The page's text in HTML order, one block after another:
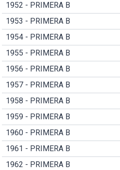
1952 - PRIMERA B
1953 - PRIMERA B
1954 - PRIMERA B
1955 - PRIMERA B
1956 - PRIMERA B
1957 - PRIMERA B
1958 - PRIMERA B
1959 - PRIMERA B
1960 - PRIMERA B
1961 - PRIMERA B
1962 - PRIMERA B